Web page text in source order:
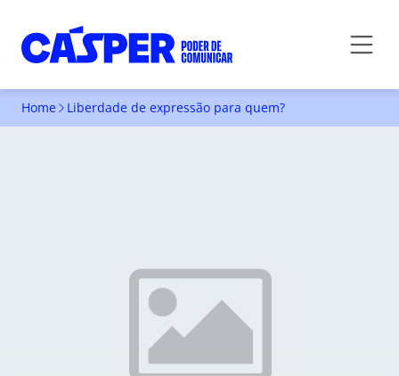
Home Liberdade de expressão para quem?